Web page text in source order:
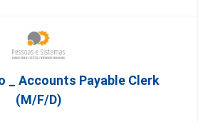
_ Accounts Payable Clerk
(m/f/d)